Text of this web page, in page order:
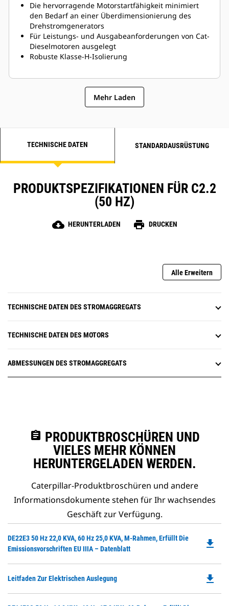
Die hervorragende Motorstartfähigkeit minimiert
den Bedarf an einer Überdimensionierung des
Drehstromgenerators
Für Leistungs- und Ausgabeanforderungen von Cat-
Dieselmotoren ausgelegt
Robuste Klasse-H-Isolierung
Mehr Laden
TECHNISCHE DATEN STANDARDAUSRÜSTUNG
PRODUKTSPEZIFIKATIONEN FÜR C2.2
(50 HZ)
cloud_download HERUNTERLADEN print DRUCKEN
Alle Erweitern
TECHNISCHE DATEN DES STROMAGGREGATS
TECHNISCHE DATEN DES MOTORS
ABMESSUNGEN DES STROMAGGREGATS
assignment PRODUKTBROSCHÜREN UND
VIELES MEHR KÖNNEN
HERUNTERGELADEN WERDEN.
Caterpillar-Produktbroschüren und andere
Informationsdokumente stehen für Ihr wachsendes
Geschäft zur Verfügung.
DE22E3 50 Hz 22,0 KVA, 60 Hz 25,0 KVA, M-Rahmen, Erfüllt Die
Emissionsvorschriften EU IIIA – Datenblatt
file_download
Leitfaden Zur Elektrischen Auslegung file_download